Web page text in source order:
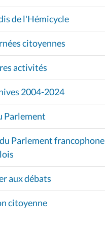
de l'Hémicycle
citoyennes
activités
2004-2024
Parlement
Parlement francophone
aux débats
citoyenne